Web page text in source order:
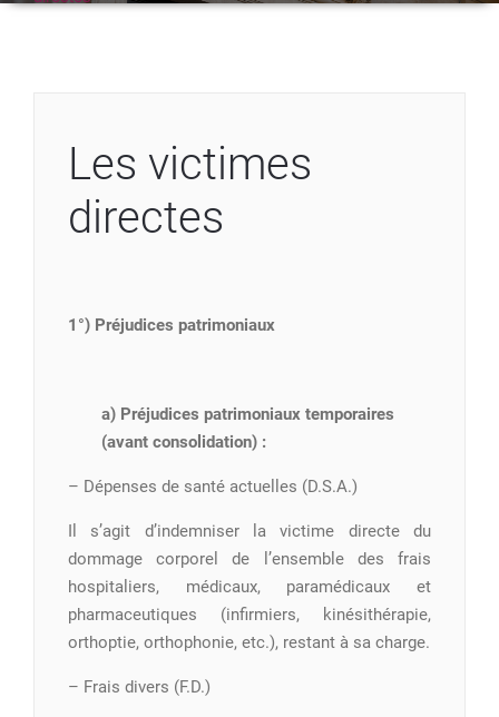
Les victimes
directes
1°) Préjudices patrimoniaux
a) Préjudices patrimoniaux temporaires
(avant consolidation) :
– Dépenses de santé actuelles (D.S.A.)
Il s’agit d’indemniser la victime directe du
dommage corporel de l’ensemble des frais
hospitaliers, médicaux, paramédicaux et
pharmaceutiques (infirmiers, kinésithérapie,
orthoptie, orthophonie, etc.), restant à sa charge.
– Frais divers (F.D.)